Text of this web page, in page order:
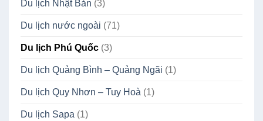
Du lịch Nhật Bản (3)
Du lịch nước ngoài (71)
Du lịch Phú Quốc (3)
Du lịch Quảng Bình – Quảng Ngãi (1)
Du lịch Quy Nhơn – Tuy Hoà (1)
Du lịch Sapa (1)